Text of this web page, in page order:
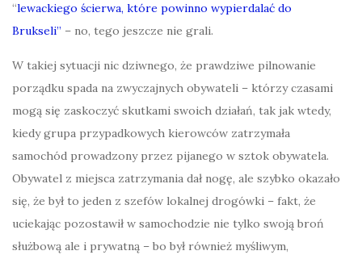
“lewackiego ścierwa, które powinno wypierdalać do
Brukseli” – no, tego jeszcze nie grali.
W takiej sytuacji nic dziwnego, że prawdziwe pilnowanie
porządku spada na zwyczajnych obywateli – którzy czasami
mogą się zaskoczyć skutkami swoich działań, tak jak wtedy,
kiedy grupa przypadkowych kierowców zatrzymała
samochód prowadzony przez pijanego w sztok obywatela.
Obywatel z miejsca zatrzymania dał nogę, ale szybko okazało
się, że był to jeden z szefów lokalnej drogówki – fakt, że
uciekając pozostawił w samochodzie nie tylko swoją broń
służbową ale i prywatną – bo był również myśliwym,